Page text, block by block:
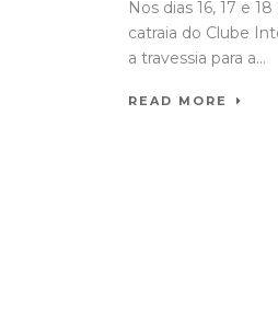
Nos dias 16, 17 e
catraia do Clube
a travessia para a...
READ MORE